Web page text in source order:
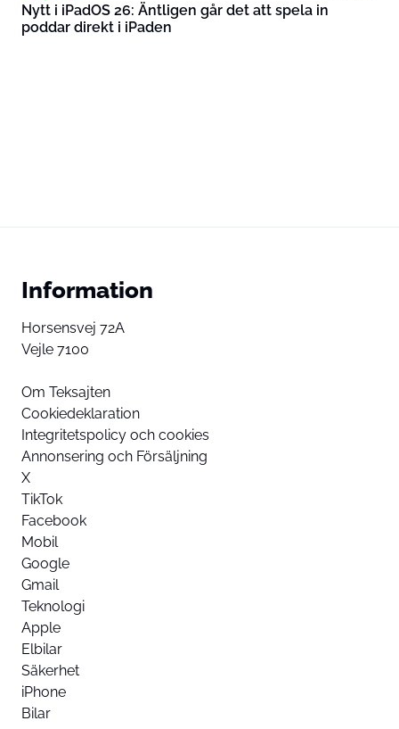
Nytt i iPadOS 26: Äntligen går det att spela in
poddar direkt i iPaden
Information
Horsensvej 72A
Vejle 7100
Om Teksajten
Cookiedeklaration
Integritetspolicy och cookies
Annonsering och Försäljning
X
TikTok
Facebook
Mobil
Google
Gmail
Teknologi
Apple
Elbilar
Säkerhet
iPhone
Bilar